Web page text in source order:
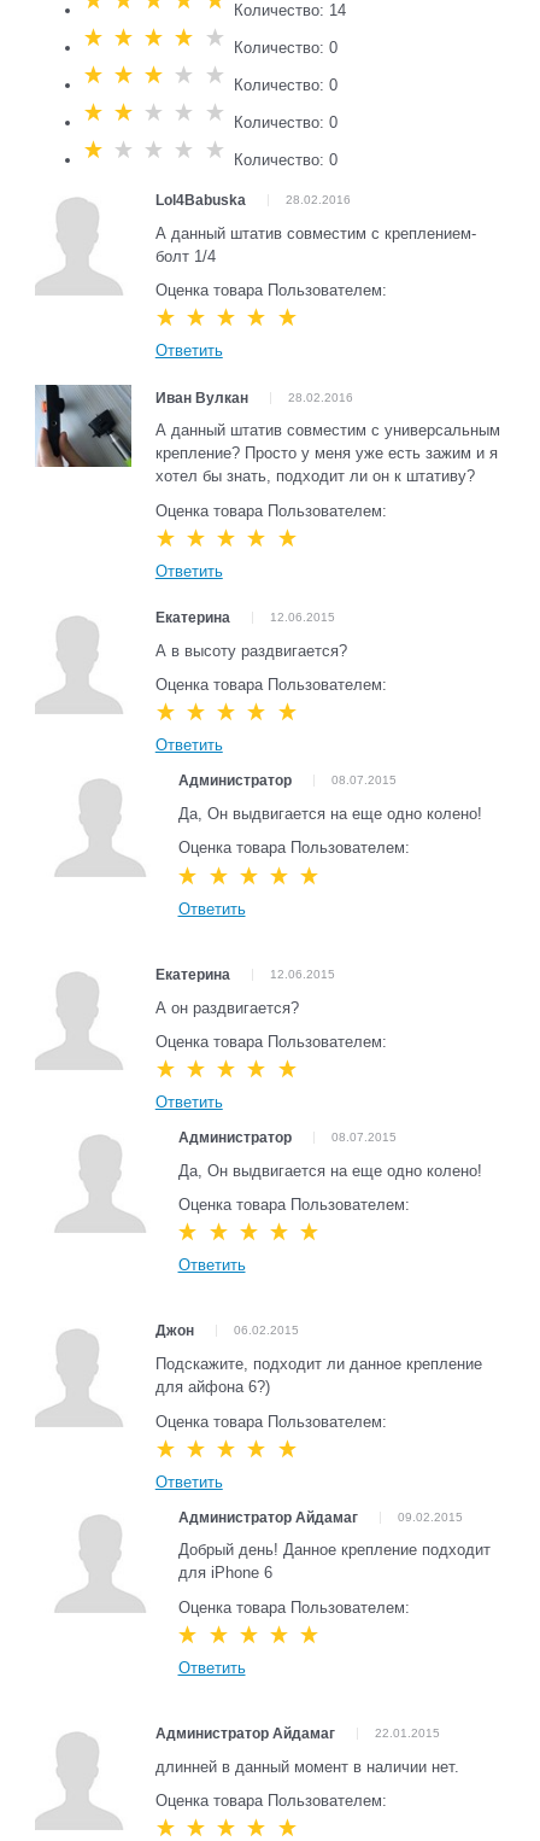
Количество: 14
Количество: 0
Количество: 0
Количество: 0
Количество: 0
Lol4Babuska 28.02.2016
А данный штатив совместим с креплением-
болт 1/4
Оценка товара Пользователем:
Ответить
Иван Вулкан 28.02.2016
А данный штатив совместим с универсальным
крепление? Просто у меня уже есть зажим и я
хотел бы знать, подходит ли он к штативу?
Оценка товара Пользователем:
Ответить
Екатерина 12.06.2015
А в высоту раздвигается?
Оценка товара Пользователем:
Ответить
Администратор 08.07.2015
Да, Он выдвигается на еще одно колено!
Оценка товара Пользователем:
Ответить
Екатерина 12.06.2015
А он раздвигается?
Оценка товара Пользователем:
Ответить
Администратор 08.07.2015
Да, Он выдвигается на еще одно колено!
Оценка товара Пользователем:
Ответить
Джон 06.02.2015
Подскажите, подходит ли данное крепление
для айфона 6?)
Оценка товара Пользователем:
Ответить
Администратор Айдамаг 09.02.2015
Добрый день! Данное крепление подходит
для iPhone 6
Оценка товара Пользователем:
Ответить
Администратор Айдамаг 22.01.2015
длинней в данный момент в наличии нет.
Оценка товара Пользователем: